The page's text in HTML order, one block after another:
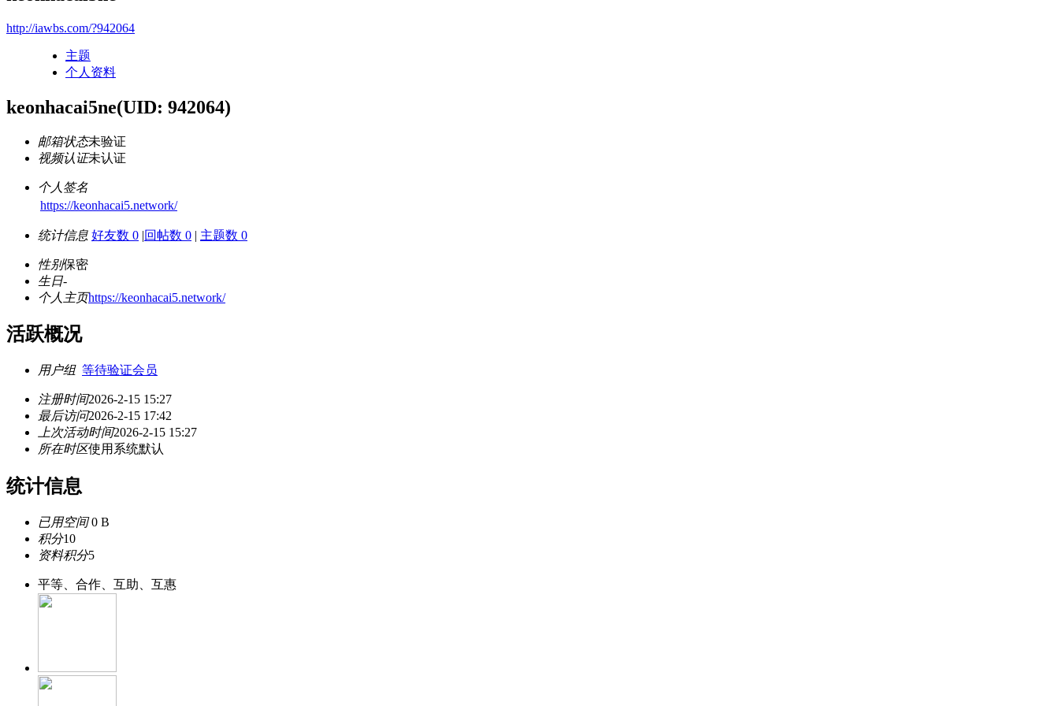
http://iawbs.com/?942064
主题
个人资料
keonhacai5ne(UID: 942064)
邮箱状态未验证
视频认证未认证
个人签名
https://keonhacai5.network/
统计信息 好友数 0 |回帖数 0 | 主题数 0
性别保密
生日-
个人主页https://keonhacai5.network/
活跃概况
用户组 等待验证会员
注册时间2026-2-15 15:27
最后访问2026-2-15 17:42
上次活动时间2026-2-15 15:27
所在时区使用系统默认
统计信息
已用空间0 B
积分10
资料积分5
平等、合作、互助、互惠